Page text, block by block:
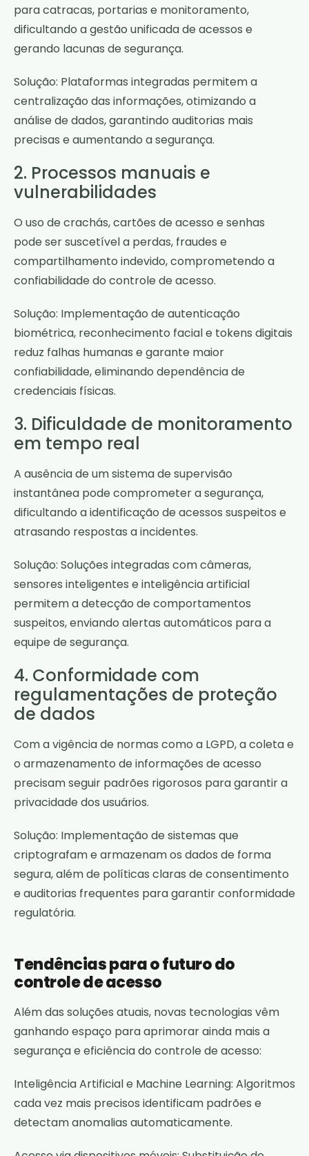
para catracas, portarias e monitoramento,
dificultando a gestão unificada de acessos e
gerando lacunas de segurança.
Solução: Plataformas integradas permitem a
centralização das informações, otimizando a
análise de dados, garantindo auditorias mais
precisas e aumentando a segurança.
2. Processos manuais e
vulnerabilidades
O uso de crachás, cartões de acesso e senhas
pode ser suscetível a perdas, fraudes e
compartilhamento indevido, comprometendo a
confiabilidade do controle de acesso.
Solução: Implementação de autenticação
biométrica, reconhecimento facial e tokens digitais
reduz falhas humanas e garante maior
confiabilidade, eliminando dependência de
credenciais físicas.
3. Dificuldade de monitoramento
em tempo real
A ausência de um sistema de supervisão
instantânea pode comprometer a segurança,
dificultando a identificação de acessos suspeitos e
atrasando respostas a incidentes.
Solução: Soluções integradas com câmeras,
sensores inteligentes e inteligência artificial
permitem a detecção de comportamentos
suspeitos, enviando alertas automáticos para a
equipe de segurança.
4. Conformidade com
regulamentações de proteção
de dados
Com a vigência de normas como a LGPD, a coleta e
o armazenamento de informações de acesso
precisam seguir padrões rigorosos para garantir a
privacidade dos usuários.
Solução: Implementação de sistemas que
criptografam e armazenam os dados de forma
segura, além de políticas claras de consentimento
e auditorias frequentes para garantir conformidade
regulatória.
Tendências para o futuro do
controle de acesso
Além das soluções atuais, novas tecnologias vêm
ganhando espaço para aprimorar ainda mais a
segurança e eficiência do controle de acesso:
Inteligência Artificial e Machine Learning: Algoritmos
cada vez mais precisos identificam padrões e
detectam anomalias automaticamente.